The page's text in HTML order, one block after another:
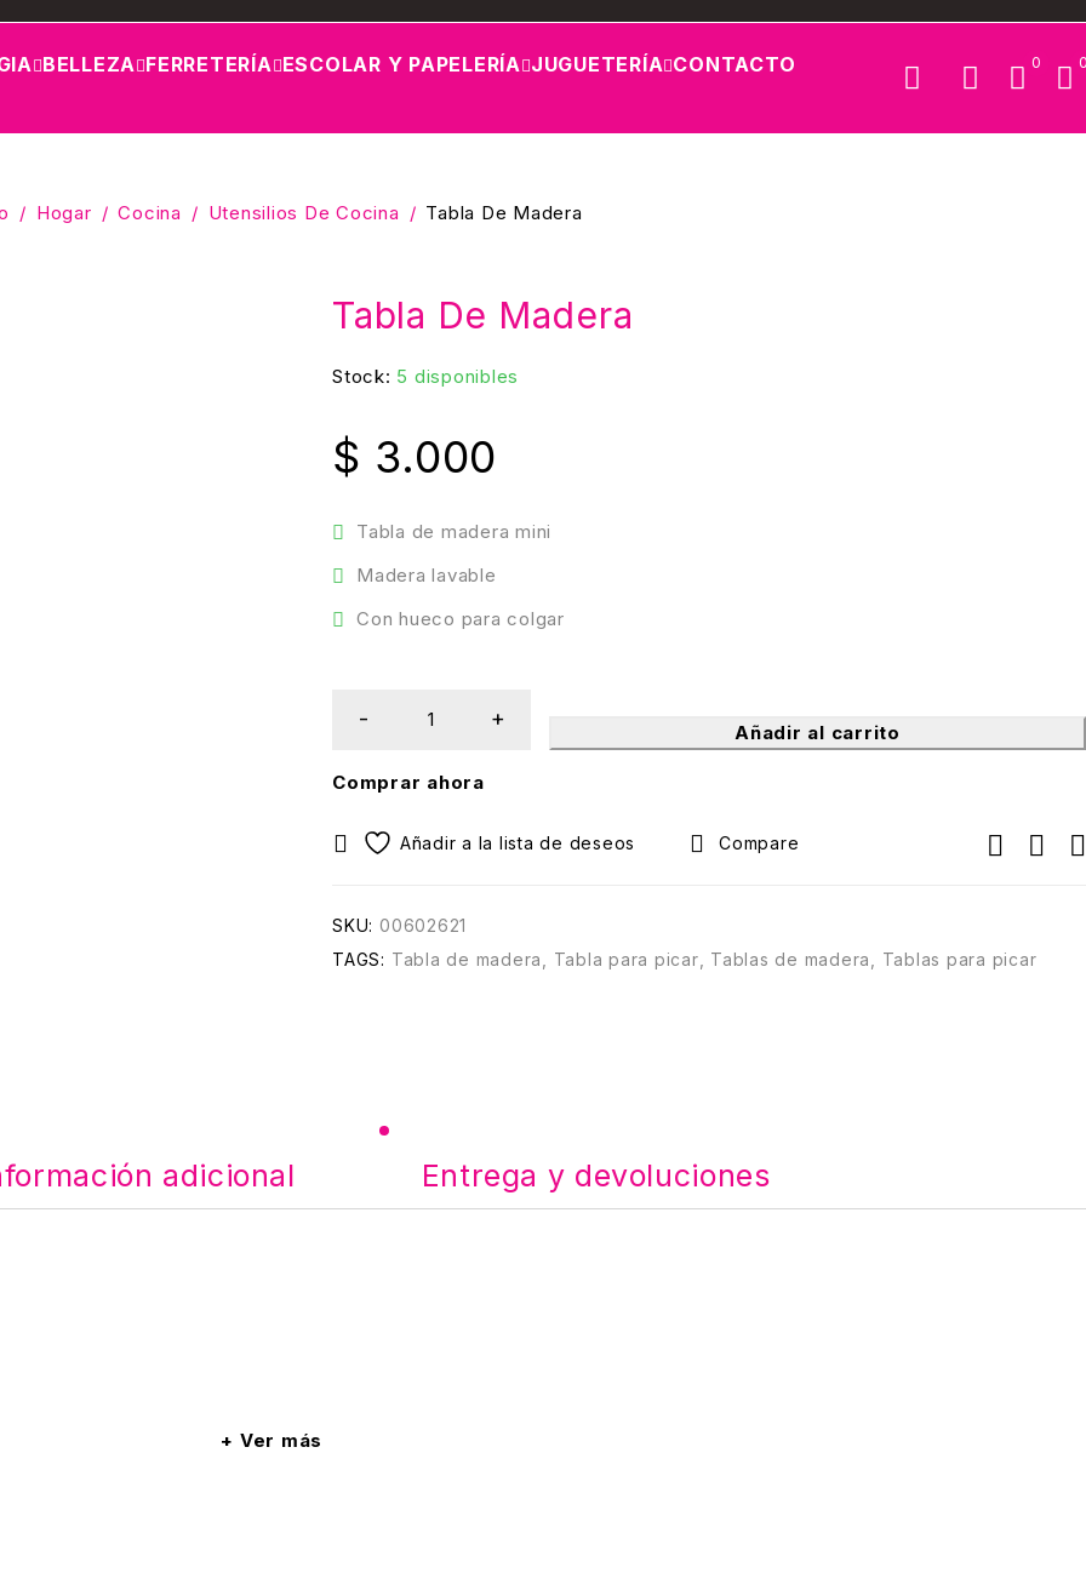
BELLEZA FERRETERÍA ESCOLAR Y PAPELERÍA JUGUETERÍA CONTACTO
0
/ Hogar / Cocina / Utensilios De Cocina / Tabla De Madera
Tabla De Madera
Stock: 5 disponibles
Tabla de madera mini
Madera lavable
Con hueco para colgar
$ 3.000
Añadir al carrito
Comprar ahora
Compare
SKU: 00602621
TAGS: Tabla de madera Tabla para picar Tablas de madera Tablas para picar
adicional Entrega y devoluciones
Ver más